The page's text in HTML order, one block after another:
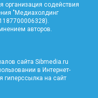
организация содействия
"Медиахолдинг
авторов.
сайта Sibmedia.ru
в Интернет-
гиперссылка на сайт